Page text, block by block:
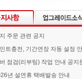
주문 관련 공지
트충전, 기간연장 자동 설정
점검(리부팅) 작업 안내 공지
년 설연휴 택배발송 안내